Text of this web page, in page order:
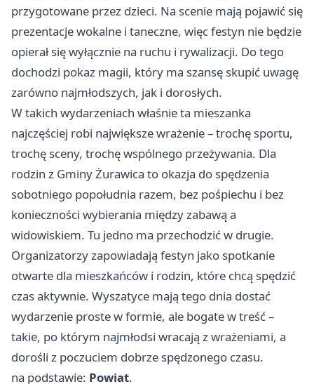
przygotowane przez dzieci. Na scenie mają pojawić się
prezentacje wokalne i taneczne, więc festyn nie będzie
opierał się wyłącznie na ruchu i rywalizacji. Do tego
dochodzi pokaz magii, który ma szansę skupić uwagę
zarówno najmłodszych, jak i dorosłych.
W takich wydarzeniach właśnie ta mieszanka
najczęściej robi największe wrażenie – trochę sportu,
trochę sceny, trochę wspólnego przeżywania. Dla
rodzin z Gminy Żurawica to okazja do spędzenia
sobotniego popołudnia razem, bez pośpiechu i bez
konieczności wybierania między zabawą a
widowiskiem. Tu jedno ma przechodzić w drugie.
Organizatorzy zapowiadają festyn jako spotkanie
otwarte dla mieszkańców i rodzin, które chcą spędzić
czas aktywnie. Wyszatyce mają tego dnia dostać
wydarzenie proste w formie, ale bogate w treść –
takie, po którym najmłodsi wracają z wrażeniami, a
dorośli z poczuciem dobrze spędzonego czasu.
na podstawie: Powiat.